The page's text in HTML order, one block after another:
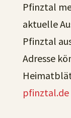
Pfinztal
aktuelle
Pfinztal
Adresse
pfinztal.de